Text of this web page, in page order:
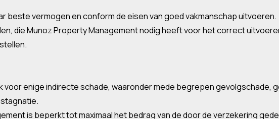
beste vermogen en conform de eisen van goed vakmanschap uitvoeren.
die Munoz Property Management nodig heeft voor het correct
voor enige indirecte schade, waaronder mede begrepen gevolgschade,
is beperkt tot maximaal het bedrag van de door de verzekering